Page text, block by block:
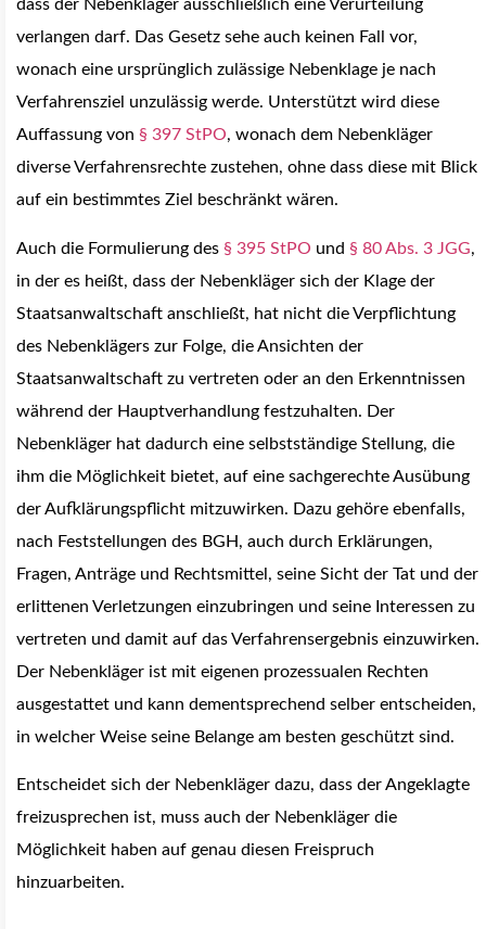
dass der Nebenkläger ausschließlich eine Verurteilung
verlangen darf. Das Gesetz sehe auch keinen Fall vor,
wonach eine ursprünglich zulässige Nebenklage je nach
Verfahrensziel unzulässig werde. Unterstützt wird diese
Auffassung von § 397 StPO, wonach dem Nebenkläger
diverse Verfahrensrechte zustehen, ohne dass diese mit Blick
auf ein bestimmtes Ziel beschränkt wären.
Auch die Formulierung des § 395 StPO und § 80 Abs. 3 JGG,
in der es heißt, dass der Nebenkläger sich der Klage der
Staatsanwaltschaft anschließt, hat nicht die Verpflichtung
des Nebenklägers zur Folge, die Ansichten der
Staatsanwaltschaft zu vertreten oder an den Erkenntnissen
während der Hauptverhandlung festzuhalten. Der
Nebenkläger hat dadurch eine selbstständige Stellung, die
ihm die Möglichkeit bietet, auf eine sachgerechte Ausübung
der Aufklärungspflicht mitzuwirken. Dazu gehöre ebenfalls,
nach Feststellungen des BGH, auch durch Erklärungen,
Fragen, Anträge und Rechtsmittel, seine Sicht der Tat und der
erlittenen Verletzungen einzubringen und seine Interessen zu
vertreten und damit auf das Verfahrensergebnis einzuwirken.
Der Nebenkläger ist mit eigenen prozessualen Rechten
ausgestattet und kann dementsprechend selber entscheiden,
in welcher Weise seine Belange am besten geschützt sind.
Entscheidet sich der Nebenkläger dazu, dass der Angeklagte
freizusprechen ist, muss auch der Nebenkläger die
Möglichkeit haben auf genau diesen Freispruch
hinzuarbeiten.